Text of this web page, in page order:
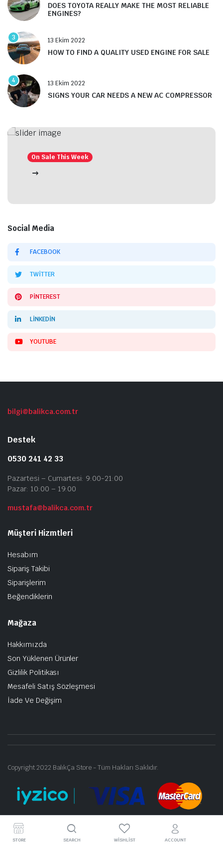
DOES TOYOTA REALLY MAKE THE MOST RELIABLE
ENGINES?
3 13 Ekim 2022
HOW TO FIND A QUALITY USED ENGINE FOR SALE
4 13 Ekim 2022
SIGNS YOUR CAR NEEDS A NEW AC COMPRESSOR
On Sale This Week
Social Media
FACEBOOK
TWITTER
PINTEREST
LINKEDIN
YOUTUBE
bilgi@balikca.com.tr
Destek
0530 241 42 33
Pazartesi – Cumartesi: 9:00-21:00
Pazar: 10:00 – 19:00
mustafa@balikca.com.tr
Müşteri Hizmtleri
Hesabım
Sipariş Takibi
Siparişlerim
Beğendiklerin
Mağaza
Hakkımızda
Son Yüklenen Ürünler
Gizlilik Politikası
Mesafeli Satış Sözleşmesi
İade Ve Değişim
Copyright 2022 BalıkÇa Store - Tüm Hakları Saklıdır.
STORE SEARCH WISHLIST ACCOUNT